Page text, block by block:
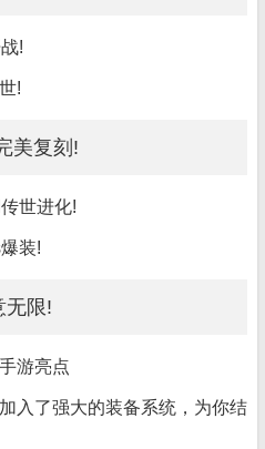
!
!
美复刻!
世进化!
装!
无限!
游亮点
入了强大的装备系统，为你结